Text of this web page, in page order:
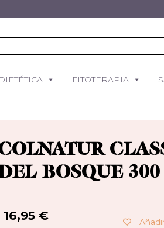
DIETÉTICA FITOTERAPIA
BOSQUE 300
16,95 €